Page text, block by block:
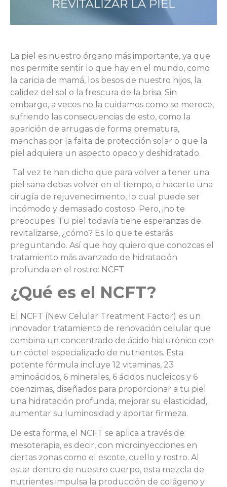
La piel es nuestro órgano más importante, ya que
nos permite sentir lo que hay en el mundo, como
la caricia de mamá, los besos de nuestro hijos, la
calidez del sol o la frescura de la brisa. Sin
embargo, a veces no la cuidamos como se merece,
sufriendo las consecuencias de esto, como la
aparición de arrugas de forma prematura,
manchas por la falta de protección solar o que la
piel adquiera un aspecto opaco y deshidratado.
Tal vez te han dicho que para volver a tener una
piel sana debas volver en el tiempo, o hacerte una
cirugía de rejuvenecimiento, lo cual puede ser
incómodo y demasiado costoso. Pero, ¡no te
preocupes! Tu piel todavía tiene esperanzas de
revitalizarse, ¿cómo? Es lo que te estarás
preguntando. Así que hoy quiero que conozcas el
tratamiento más avanzado de hidratación
profunda en el rostro: NCFT
¿Qué es el NCFT?
El NCFT (New Celular Treatment Factor) es un
innovador tratamiento de renovación celular que
combina un concentrado de ácido hialurónico con
un cóctel especializado de nutrientes. Esta
potente fórmula incluye 12 vitaminas, 23
aminoácidos, 6 minerales, 6 ácidos nucleicos y 6
coenzimas, diseñados para proporcionar a tu piel
una hidratación profunda, mejorar su elasticidad,
aumentar su luminosidad y aportar firmeza.
De esta forma, el NCFT se aplica a través de
mesoterapia, es decir, con microinyecciones en
ciertas zonas como el escote, cuello y rostro. Al
estar dentro de nuestro cuerpo, esta mezcla de
nutrientes impulsa la producción de colágeno y